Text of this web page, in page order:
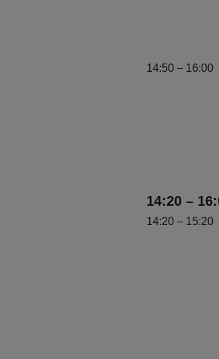
14:50 – 16:00
14:20 –
14:20 – 15:20